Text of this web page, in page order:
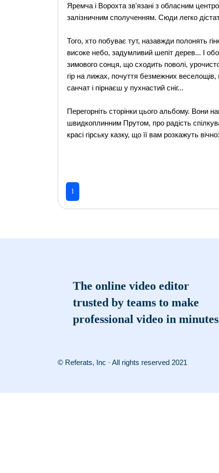
Яремча і Ворохта зв'язані з обласним
залізничним сполученням. Сюди легко
Того, хто побуває тут, назавжди полонять
високе небо, задумливий шепіт дерев... І
зимового сонця, що сходить поволі,
гір на лижах, почуття безмежних веселощів,
санчат і пірнаєш у пухнастий сніг...
Перегорніть сторінки цього альбому. Вони
швидкоплинним Прутом, про радість
красі гірську казку, що її вам розкажуть
1
The online video editor
trusted by teams to make
professional video in minutes
© Referats, Inc · All rights reserved 2021